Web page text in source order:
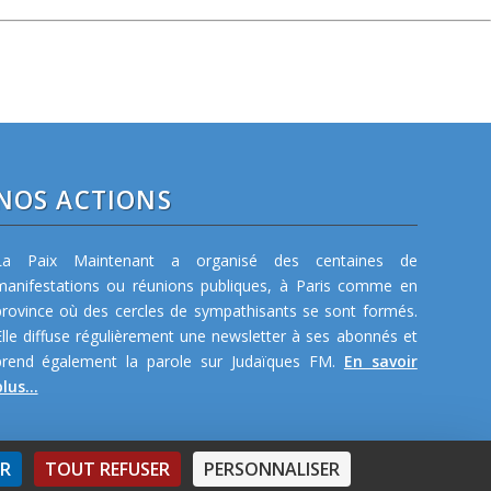
ACTIONS
Paix Maintenant a organisé des centaines de
ou réunions publiques, à Paris comme en
où des cercles de sympathisants se sont formés.
diffuse régulièrement une newsletter à ses abonnés et
également la parole sur Judaïques FM. En savoir
TOUT REFUSER PERSONNALISER